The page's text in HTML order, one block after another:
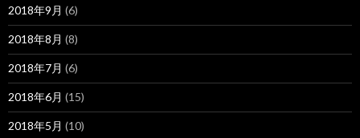
2018年9月 (6)
2018年8月 (8)
2018年7月 (6)
2018年6月 (15)
2018年5月 (10)